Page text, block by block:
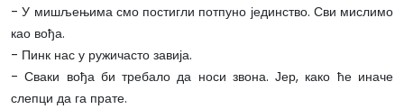
- У мишљењима смо постигли потпуно јединство. Сви мислимо
као вођа.
- Пинк нас у ружичасто завија.
- Сваки вођа би требало да носи звона. Јер, како ће иначе
слепци да га прате.